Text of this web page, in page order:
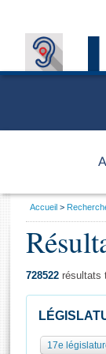
Vous
Accueil
728522 résultats
17e